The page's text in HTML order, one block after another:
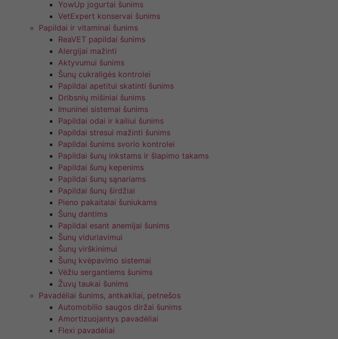
YowUp jogurtai šunims
VetExpert konservai šunims
Papildai ir vitaminai šunims
ReaVET papildai šunims
Alergijai mažinti
Aktyvumui šunims
Šunų cukraligės kontrolei
Papildai apetitui skatinti šunims
Dribsnių mišiniai šunims
Imuninei sistemai šunims
Papildai odai ir kailiui šunims
Papildai stresui mažinti šunims
Papildai šunims svorio kontrolei
Papildai šunų inkstams ir šlapimo takams
Papildai šunų kepenims
Papildai šunų sąnariams
Papildai šunų širdžiai
Pieno pakaitalai šuniukams
Šunų dantims
Papildai esant anemijai šunims
Šunų viduriavimui
Šunų virškinimui
Šunų kvėpavimo sistemai
Vėžiu sergantiems šunims
Žuvų taukai šunims
Pavadėliai šunims, antkakliai, petnešos
Automobilio saugos diržai šunims
Amortizuojantys pavadėliai
Flexi pavadėliai